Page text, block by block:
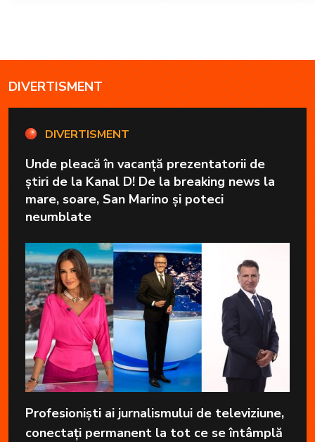
DIVERTISMENT
DIVERTISMENT
Unde pleacă în vacanță prezentatorii de
știri de la Kanal D! De la breaking news la
mare, soare, San Marino și poteci
neumblate
Profesioniști ai jurnalismului de televiziune,
conectați permanent la tot ce se întâmplă